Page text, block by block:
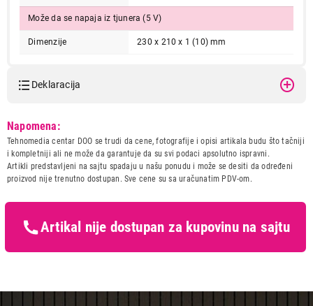
Može da se napaja iz tjunera (5 V)
Dimenzije 230 x 210 x 1 (10) mm
Deklaracija
Naziv i vrsta robe:
ANTENA
Uvoznik:
OptiBox doo Backi Vinogradi
Zemlja porekla:
Kina
kupaca po osnovu zakona o
Napomena:
Tehnomedia centar DOO se trudi da cene, fotografije i opisi artikala budu što tačniji
i kompletniji ali ne može da garantuje da su svi podaci apsolutno ispravni.
Artikli predstavljeni na sajtu spadaju u našu ponudu i može se desiti da određeni
proizvod nije trenutno dostupan. Sve cene su sa uračunatim PDV-om.
Artikal nije dostupan za kupovinu na sajtu